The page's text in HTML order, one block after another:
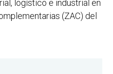
logístico e industrial en
(ZAC) del